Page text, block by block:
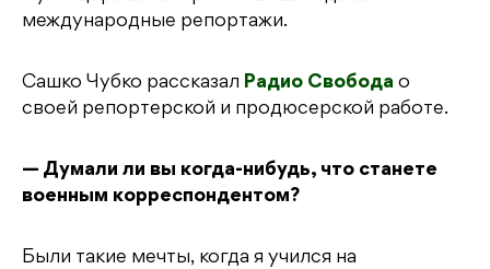
международные репортажи.
Сашко Чубко рассказал Радио Свобода о
своей репортерской и продюсерской работе.
— Думали ли вы когда-нибудь, что станете
военным корреспондентом?
Были такие мечты, когда я учился на